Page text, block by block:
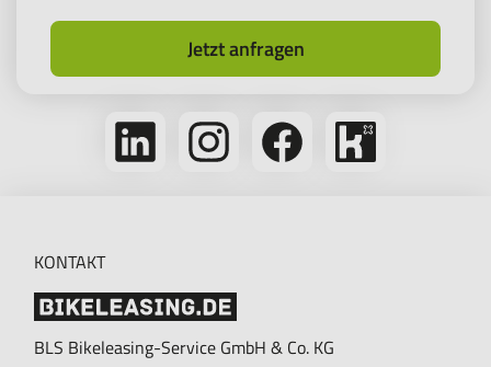
Jetzt anfragen
Folge
uns
Folge
uns
Folge
uns
Bikeleasing
auf
KONTAKT
BLS Bikeleasing-Service GmbH & Co. KG